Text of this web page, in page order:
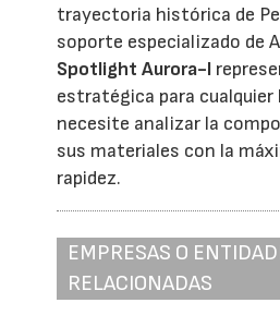
trayectoria histórica de
soporte especializado de
Spotlight Aurora-I
estratégica para cualquier
necesite analizar la
sus materiales con la
rapidez.
EMPRESAS O
RELACIONADAS